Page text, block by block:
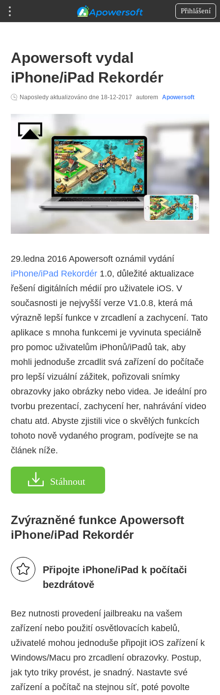
Přihlášení
Apowersoft vydal
iPhone/iPad Rekordér
Naposledy aktualizováno dne 18-12-2017 autorem Apowersoft
29.ledna 2016 Apowersoft oznámil vydání
iPhone/iPad Rekordér 1.0, důležité aktualizace
řešení digitálních médií pro uživatele iOS. V
současnosti je nejvyšší verze V1.0.8, která má
výrazně lepší funkce v zrcadlení a zachycení. Tato
aplikace s mnoha funkcemi je vyvinuta speciálně
pro pomoc uživatelům iPhonů/iPadů tak, aby
mohli jednoduše zrcadlit svá zařízení do počítače
pro lepší vizuální zážitek, pořizovali snímky
obrazovky jako obrázky nebo videa. Je ideální pro
tvorbu prezentací, zachycení her, nahrávání video
chatu atd. Abyste zjistili vice o skvělých funkcích
tohoto nově vydaného program, podívejte se na
článek níže.
Stáhnout
Zvýrazněné funkce Apowersoft
iPhone/iPad Rekordér
Připojte iPhone/iPad k počítači
bezdrátově
Bez nutnosti provedení jailbreaku na vašem
zařízení nebo použití osvětlovacích kabelů,
uživatelé mohou jednoduše připojit iOS zařízení k
Windows/Macu pro zrcadlení obrazovky. Postup,
jak tyto triky provést, je snadný. Nastavte své
zařízení a počítač na stejnou síť, poté povolte